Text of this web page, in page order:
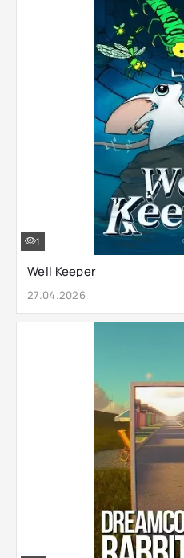
Well Keeper
27.04.2026
1